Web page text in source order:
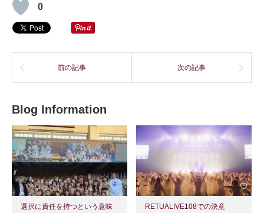
0
前の記事 次の記事
Blog Information
選択に責任を持つという意味
RETUALIVE108での決意